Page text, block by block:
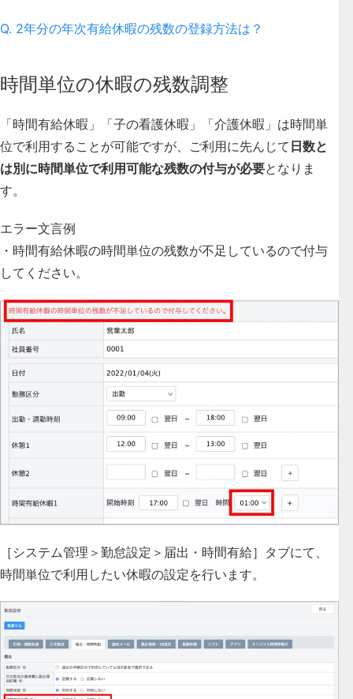
Q. 2年分の年次有給休暇の残数の登録方法は？
時間単位の休暇の残数調整
「時間有給休暇」「子の看護休暇」「介護休暇」は時間単
位で利用することが可能ですが、ご利用に先んじて 日数と
は別に時間単位で利用可能な残数の付与が必要となりま
す。
エラー文言例
・時間有給休暇の時間単位の残数が不足しているので付与
してください。
［システム管理＞勤怠設定＞届出・時間有給］タブにて、
時間単位で利用したい休暇の設定を行います。